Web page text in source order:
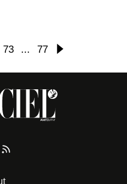
triển thêm các liệu trình
là trọng tâm trị liệu tại
tìm hiểu sâu hơn về
số câu hỏi mà PPP
73 ... 77